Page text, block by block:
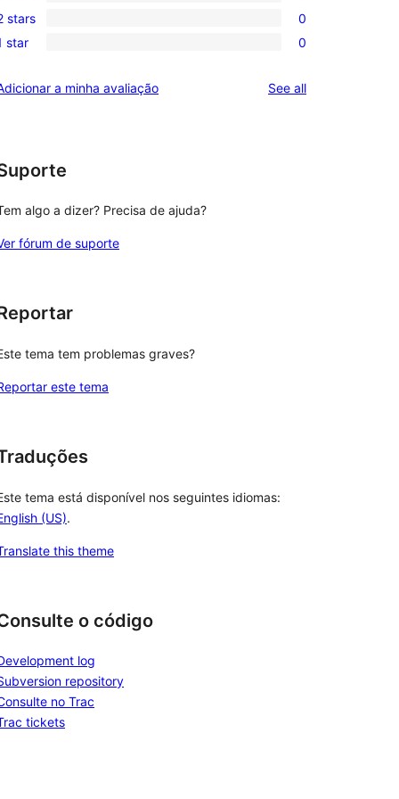
2-
stars 0
0
star 0
a minha avaliação See allreviews
algo a dizer? Precisa de ajuda?
fórum de suporte
tema tem problemas graves?
este tema
tema está disponível nos seguintes idiomas:
(US).
this theme
o código
log
repository
no Trac
tickets